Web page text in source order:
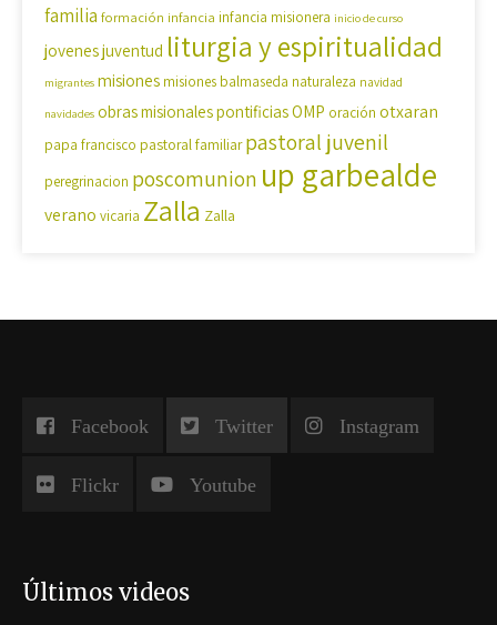
familia formación infancia infancia misionera inicio de curso
jovenesjuventud liturgia y espiritualidad
migrantes misiones misiones balmaseda naturaleza navidad
navidades obras misionales pontificiasOMP oración otxaran
papa francisco pastoral familiar pastoral juvenil
peregrinacion poscomunion up garbealde
verano vicaria Zalla Zalla
Facebook Twitter Instagram
Flickr Youtube
Últimos videos